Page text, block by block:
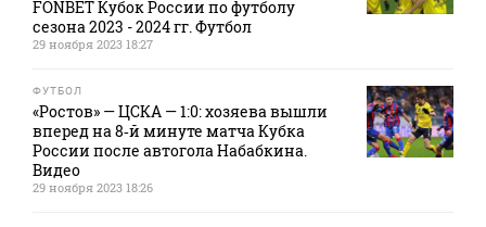
FONBET Кубок России по футболу
сезона 2023 - 2024 гг. Футбол
29 ноября 2023 18:27
ФУТБОЛ
«Ростов» — ЦСКА — 1:0: хозяева вышли
вперед на 8‑й минуте матча Кубка
России после автогола Набабкина.
Видео
29 ноября 2023 18:26